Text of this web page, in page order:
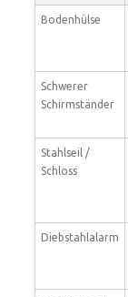
Bodenhülse
Schwerer
Schirmständer
Stahlseil /
Schloss
Diebstahlalarm